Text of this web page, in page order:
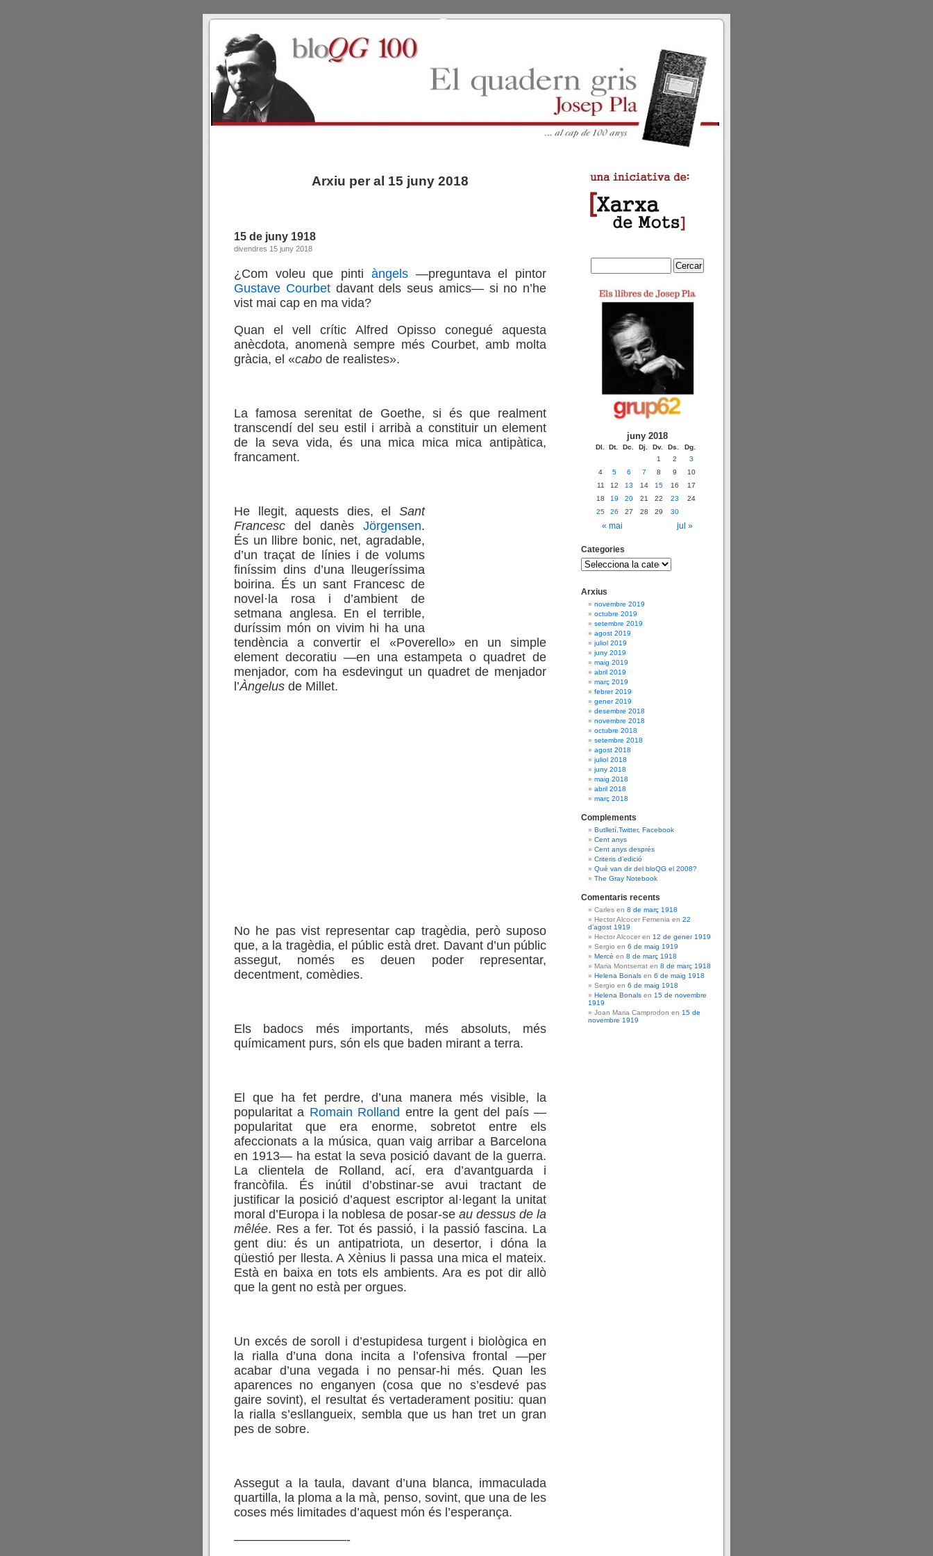
Arxiu per al 15 juny 2018
15 de juny 1918
divendres 15 juny 2018
¿Com voleu que pinti àngels —preguntava el pintor
Gustave Courbetdavant dels seus amics— si no n’he
vist mai cap en ma vida?
Quan el vell crític Alfred Opisso conegué aquesta
anècdota, anomenà sempre més Courbet, amb molta
gràcia, el «cabo de realistes».
La famosa serenitat de Goethe, si és que realment
transcendí del seu estil i arribà a constituir un element
de la seva vida, és una mica mica mica antipàtica,
francament.
He llegit, aquests dies, el Sant
Francesc del danès Jörgensen.
És un llibre bonic, net, agradable,
d’un traçat de línies i de volums
finíssim dins d’una lleugeríssima
boirina. És un sant Francesc de
novel·la rosa i d’ambient de
setmana anglesa. En el terrible,
duríssim món on vivim hi ha una
tendència a convertir el «Poverello» en un simple
element decoratiu —en una estampeta o quadret de
menjador, com ha esdevingut un quadret de menjador
l’Àngelus de Millet.
No he pas vist representar cap tragèdia, però suposo
que, a la tragèdia, el públic està dret. Davant d’un públic
assegut, només es deuen poder representar,
decentment, comèdies.
Els badocs més importants, més absoluts, més
químicament purs, són els que baden mirant a terra.
El que ha fet perdre, d’una manera més visible, la
popularitat a Romain Rolland entre la gent del país —
popularitat que era enorme, sobretot entre els
afeccionats a la música, quan vaig arribar a Barcelona
en 1913— ha estat la seva posició davant de la guerra.
La clientela de Rolland, ací, era d’avantguarda i
francòfila. És inútil d’obstinar-se avui tractant de
justificar la posició d’aquest escriptor al·legant la unitat
moral d’Europa i la noblesa de posar-se au dessus de la
mêlée. Res a fer. Tot és passió, i la passió fascina. La
gent diu: és un antipatriota, un desertor, i dóna la
qüestió per llesta. A Xènius li passa una mica el mateix.
Està en baixa en tots els ambients. Ara es pot dir allò
que la gent no està per orgues.
Un excés de soroll i d’estupidesa turgent i biològica en
la rialla d’una dona incita a l’ofensiva frontal —per
acabar d’una vegada i no pensar-hi més. Quan les
aparences no enganyen (cosa que no s’esdevé pas
gaire sovint), el resultat és vertaderament positiu: quan
la rialla s’esllangueix, sembla que us han tret un gran
pes de sobre.
Assegut a la taula, davant d’una blanca, immaculada
quartilla, la ploma a la mà, penso, sovint, que una de les
coses més limitades d’aquest món és l’esperança.
—————————-
juny 2018
Dl. Dt. Dc. Dj. Dv. Ds. Dg.
« mai jul »
1 2
3
4
5 6 7 8 9
10
11
12 13 14 15 16
17
18
19 20 21 22 23
24
25
26 27 28 29 30
Categories
Arxius
novembre 2019
octubre 2019
setembre 2019
agost 2019
juliol 2019
juny 2019
maig 2019
abril 2019
març 2019
febrer 2019
gener 2019
desembre 2018
novembre 2018
octubre 2018
setembre 2018
agost 2018
juliol 2018
juny 2018
maig 2018
abril 2018
març 2018
Complements
Butlletí,Twitter, Facebook
Cent anys
Cent anys després
Criteris d’edició
Què van dir del bloQG el 2008?
The Gray Notebook
Comentaris recents
Carles en 8 de març 1918
Hector Alcocer Femenia en 22
d’agost 1919
Hector Alcocer en 12 de gener 1919
Sergio en 6 de maig 1919
Mercè en 8 de març 1918
Maria Montserrat en 8 de març 1918
Helena Bonals en 6 de maig 1918
Sergio en 6 de maig 1918
Helena Bonals en 15 de novembre
1919
Joan Maria Camprodon en 15 de
novembre 1919